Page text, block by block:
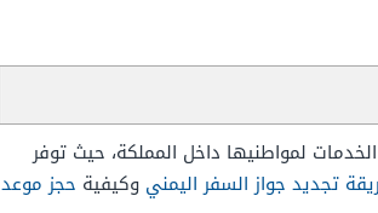
لمواطنيها داخل المملكة، حيث توفر
تجديد جواز السفر اليمني وكيفية حجز موعد